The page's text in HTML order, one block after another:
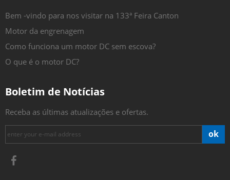
Bem -vindo para nos visitar na 133ª Feira Canton
Motor da engrenagem
Como funciona um motor DC sem escova?
O que é o motor DC?
Boletim de Notícias
Receba as últimas atualizações e ofertas.
ok